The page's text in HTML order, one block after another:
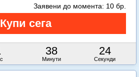
38
Минути
22
Секунди
Заявени до момента: 10 бр.